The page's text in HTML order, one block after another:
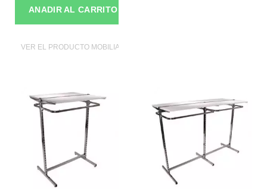
ANADIR AL CARRITO
VER EL PRODUCTO MOBILIAROS DE TIENDAS